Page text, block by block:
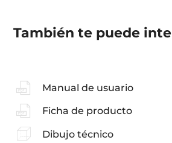
También te puede
Manual de usuario
Ficha de producto
Dibujo técnico